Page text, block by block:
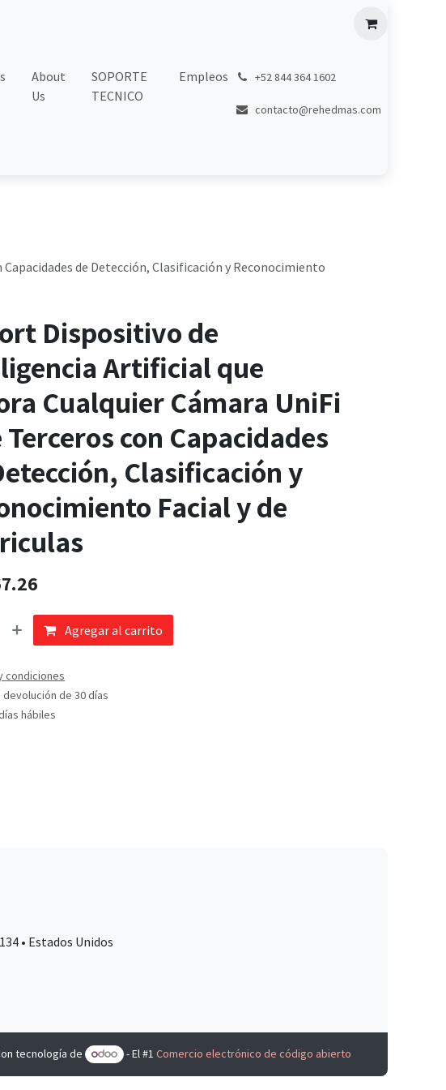
About
Us
SOPORTE
TECNICO
Empleos +52 844 364 1602
contacto@rehedmas.com
de Detección, Clasificación y Reconocimiento
Dispositivo de
Artificial que
Cualquier Cámara UniFi
Terceros con Capacidades
Clasificación y
Facial y de
Agregar al carrito
condiciones
devolución de 30 días
hábiles
• Estados Unidos
tecnología de - El #1 Comercio electrónico de código abierto